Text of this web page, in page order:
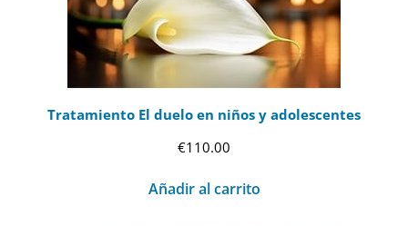
Tratamiento El duelo en niños y adolescentes
€110.00
Añadir al carrito